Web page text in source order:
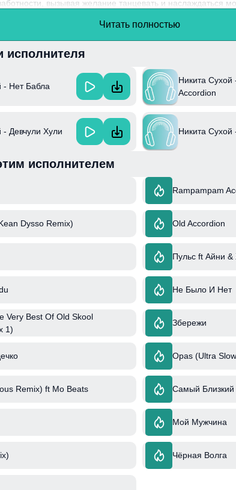
вызывая желание танцевать и наслаждаться
своими экспериментами в жанре поп и электронной
Читать полностью
исполнителя
- Нет Бабла
Никита Сухой
Accordion
- Девчули Хули Никита Сухой
исполнителем
Rampampam
Dysso Remix) Old Accordion
Пульс ft Айни &
Не Было И Нет
Very Best Of Old Skool
1)
Збережи
Opas (Ultra
Remix) ft Mo Beats Самый Близкий
Мой Мужчина
Чёрная Волга